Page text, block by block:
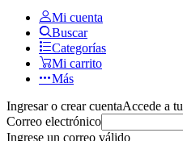
Mi cuenta
Buscar
Categorías
Mi carrito
Más
Ingresar o crear cuentaAccede a
Correo electrónico
Ingrese un correo válido